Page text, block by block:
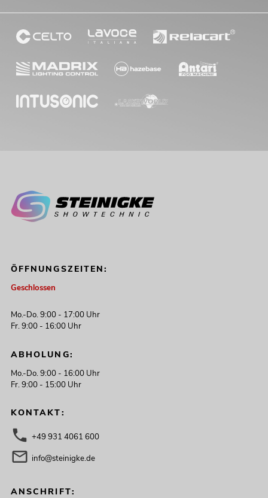
ÖFFNUNGSZEITEN:
Geschlossen
Mo.-Do. 9:00 - 17:00 Uhr
Fr. 9:00 - 16:00 Uhr
ABHOLUNG:
Mo.-Do. 9:00 - 16:00 Uhr
Fr. 9:00 - 15:00 Uhr
KONTAKT:
+49 931 4061 600
info@steinigke.de
ANSCHRIFT: